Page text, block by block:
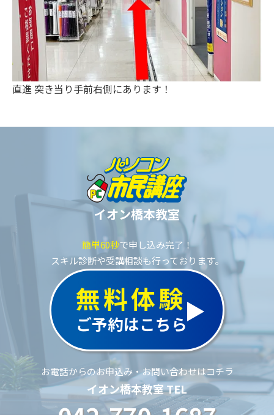
直進 突き当り手前右側にあります！
イオン橋本教室
簡単60秒で申し込み完了！
スキル診断や受講相談も行っております。
無料体験
ご予約はこちら
お電話からのお申込み・お問い合わせはコチラ
イオン橋本教室 TEL